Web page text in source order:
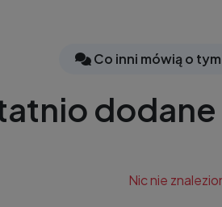
Co inni mówią o
Nic nie